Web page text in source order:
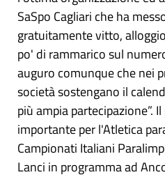
SaSpo Cagliari che ha
gratuitamente vitto,
po' di rammarico sul
auguro comunque che nei
società sostengano il
più ampia partecipazione”.
importante per l'Atletica
Campionati Italiani
Lanci in programma ad